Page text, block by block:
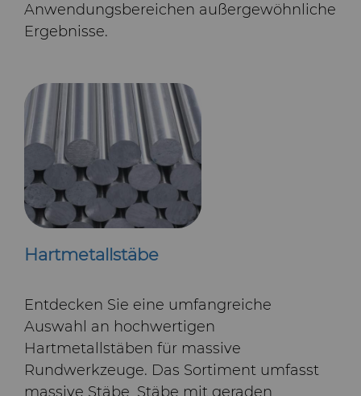
Anwendungsbereichen außergewöhnliche
Ergebnisse.
Hartmetallstäbe
Entdecken Sie eine umfangreiche
Auswahl an hochwertigen
Hartmetallstäben für massive
Rundwerkzeuge. Das Sortiment umfasst
massive Stäbe, Stäbe mit geraden